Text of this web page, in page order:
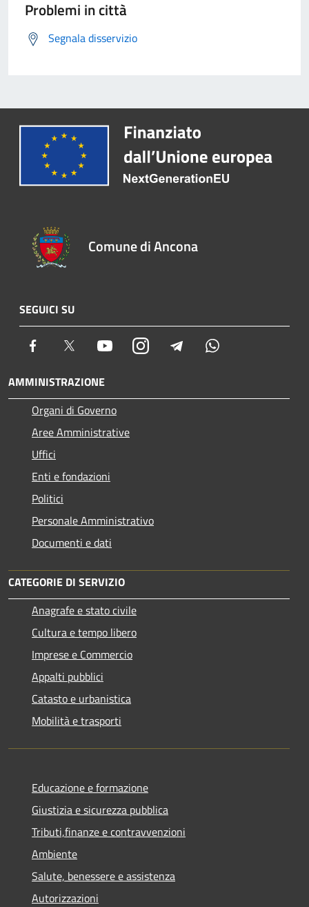
Problemi in città
Segnala disservizio
Comune di Ancona
SEGUICI SU
Facebook Twitter YoutubeInstagram Telegram
AMMINISTRAZIONE
Organi di Governo
Aree Amministrative
Uffici
Enti e fondazioni
Politici
Personale Amministrativo
Documenti e dati
CATEGORIE DI SERVIZIO
Anagrafe e stato civile
Cultura e tempo libero
Imprese e Commercio
Appalti pubblici
Catasto e urbanistica
Mobilità e trasporti
Educazione e formazione
Giustizia e sicurezza pubblica
Tributi,finanze e contravvenzioni
Ambiente
Salute, benessere e assistenza
Autorizzazioni